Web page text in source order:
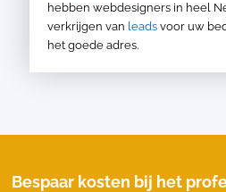
hebben webdesigners in heel
verkrijgen van leads voor uw
het goede adres.
Bespaar kosten bij het